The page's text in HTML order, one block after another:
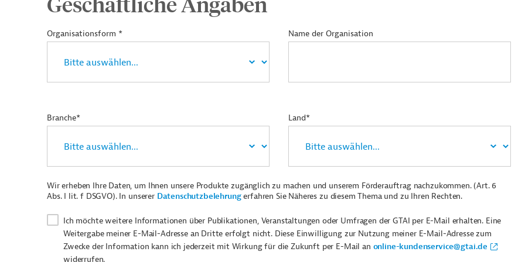
Organisationsform * Name der Organisation
Branche* Land*
Wir erheben Ihre Daten, um Ihnen unsere Produkte zugänglich zu machen und unserem Förderauftrag nachzukommen. (Art. 6
Abs. I lit. f DSGVO). In unserer Datenschutzbelehrungerfahren Sie Näheres zu diesem Thema und zu Ihren Rechten.
Ich möchte weitere Informationen über Publikationen, Veranstaltungen oder Umfragen der GTAI per E-Mail erhalten. Eine
Weitergabe meiner E-Mail-Adresse an Dritte erfolgt nicht. Diese Einwilligung zur Nutzung meiner E-Mail-Adresse zum
Zwecke der Information kann ich jederzeit mit Wirkung für die Zukunft per E-Mail an online-kundenservice@gtai.de
widerrufen.